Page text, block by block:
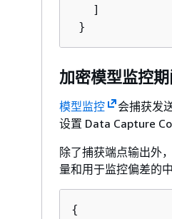
   ]
}
加密模型监控
模型监控
会捕获发
设置 Data Capture
除了捕获端点输出外
量和用于监控偏差的
{